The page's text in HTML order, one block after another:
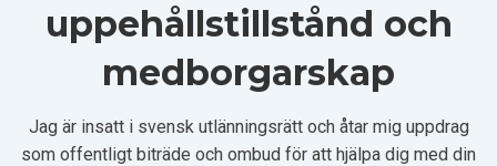
uppehållstillstånd och
medborgarskap
Jag är insatt i svensk utlänningsrätt och åtar mig uppdrag
som offentligt biträde och ombud för att hjälpa dig med din